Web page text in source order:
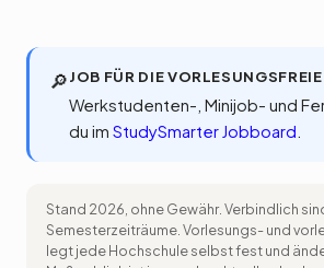
🔎JOB FÜR DIE
Werkstudenten-, Minijob- und
du im StudySmarter Jobboard
Stand 2026, ohne Gewähr. Verbindlich
Semesterzeiträume. Vorlesungs- und
legt jede Hochschule selbst fest und